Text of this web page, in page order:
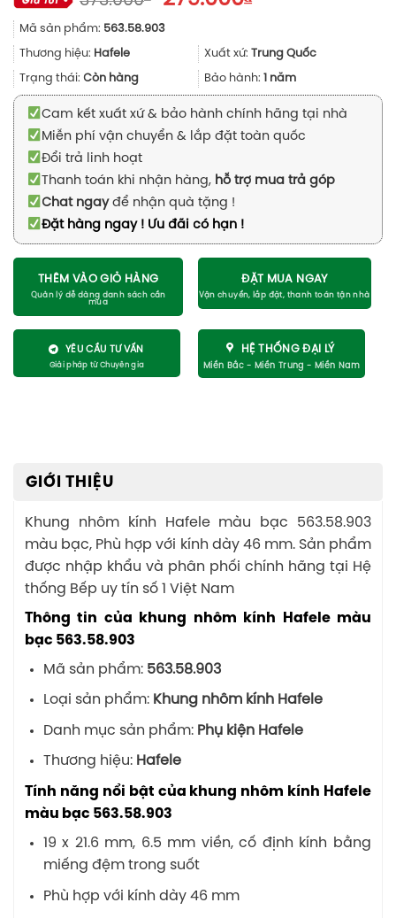
gốc
là:
373.000₫.là:
279.000₫.
Mã sản phẩm: 563.58.903
Thương hiệu: Hafele Xuất xứ: Trung Quốc
Trạng thái: Còn hàng Bảo hành: 1 năm
Cam kết xuất xứ & bảo hành chính hãng tại nhà
Miễn phí vận chuyển & lắp đặt toàn quốc
Đổi trả linh hoạt
Thanh toán khi nhận hàng, hỗ trợ mua trả góp
Chat ngayđể nhận quà tặng !
Đặt hàng ngay ! Ưu đãi có hạn !
THÊM VÀO GIỎ HÀNG ĐẶT MUA NGAY
YÊU CẦU TƯ VẤN HỆ THỐNG ĐẠI LÝ
GIỚI THIỆU
Khung nhôm kính Hafele màu bạc 563.58.903
màu bạc, Phù hợp với kính dày 46 mm. Sản phẩm
được nhập khẩu và phân phối chính hãng tại Hệ
thống Bếp uy tín số 1 Việt Nam
Thông tin của khung nhôm kính Hafele màu
bạc 563.58.903
Mã sản phẩm: 563.58.903
Loại sản phẩm: Khung nhôm kính Hafele
Danh mục sản phẩm: Phụ kiện Hafele
Thương hiệu: Hafele
Tính năng nổi bật của khung nhôm kính Hafele
màu bạc 563.58.903
19 x 21.6 mm, 6.5 mm viền, cố định kính bằng
miếng đệm trong suốt
Phù hợp với kính dày 46 mm